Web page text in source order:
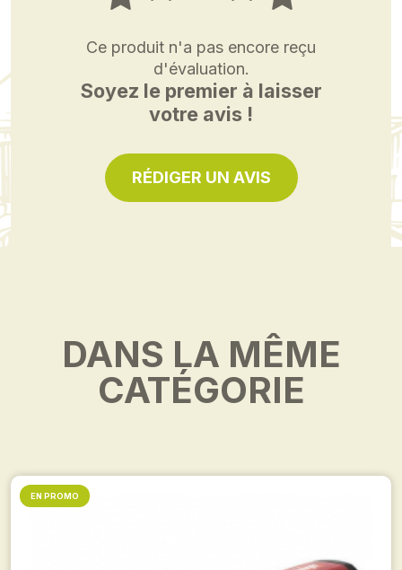
Ce produit n'a pas encore reçu
d'évaluation.
Soyez le premier à laisser
votre avis !
RÉDIGER UN AVIS
DANS LA MÊME
CATÉGORIE
EN PROMO